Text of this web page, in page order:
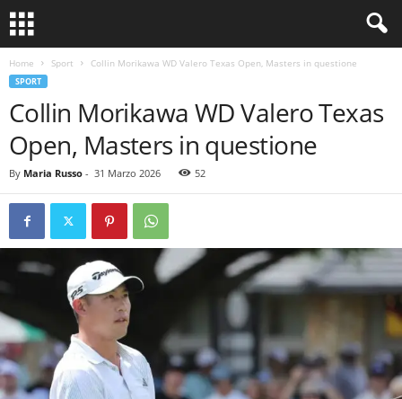
Home Sport Collin Morikawa WD Valero Texas Open, Masters in questione
SPORT
Collin Morikawa WD Valero Texas
Open, Masters in questione
By Maria Russo - 31 Marzo 2026 52